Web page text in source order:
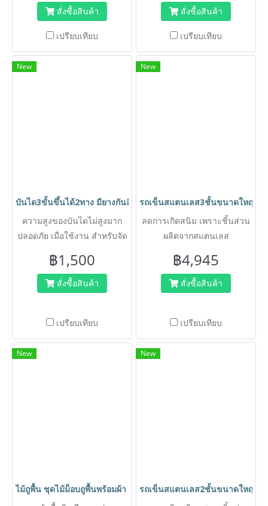
นเลส /ผ้าขนแกะ ทำความ
สะอาดที่สูงง่าย.
สั่งซื้อสินค้า
เปรียบเทียบ
เหมาะสำหรับโรงแรม ห้าง และ
ออฟฟิศ
สั่งซื้อสินค้า
เปรียบเทียบ
New
บันได3ขั้นขึ้นได้2ทาง มียางกันลื่น ปลอดภัย พับเก็บได้ สำหรับแม่บ้านท
ความสูงของบันไดไม่สูงมาก
ปลอดภัย เมื่อใช้งาน สำหรับจัด
หลอดไฟได้
฿1,500
สั่งซื้อสินค้า
เปรียบเทียบ
New
รถเข็นสแตนเลส3ชั้นขนาดใหญ่
ลดการเกิดสนิม เพราะชิ้นส่วน
ผลิตจากสแตนเลส
฿4,945
สั่งซื้อสินค้า
เปรียบเทียบ
New
ไม้ถูพื้น ชุดไม้ม็อบถูพื้นพร้อมผ้า ด้ามจับอลูมิเนียมยาวไม่เมื่อย ไม่เป็นส
New
รถเข็นสแตนเลส2ชั้นขนาดใหญ่